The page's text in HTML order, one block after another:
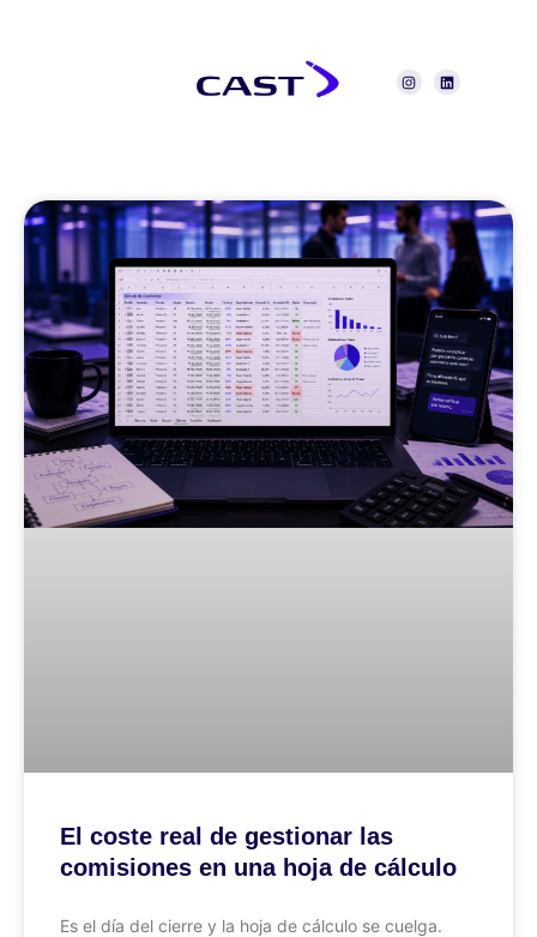
El coste real de gestionar las
comisiones en una hoja de cálculo
Es el día del cierre y la hoja de cálculo se cuelga.